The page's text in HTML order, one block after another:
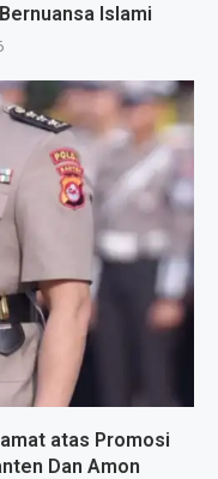
Islami
atas Promosi
Dan Amon